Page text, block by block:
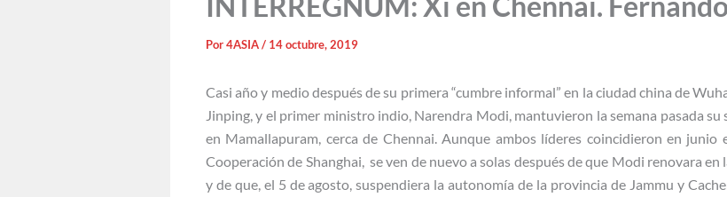
Por4ASIA/ 14 octubre, 2019
Casi año y medio después de su primera “cumbre informal” en la ciudad china de
Jinping, y el primer ministro indio, Narendra Modi, mantuvieron la semana pasada
en Mamallapuram, cerca de Chennai. Aunque ambos líderes coincidieron en
Cooperación de Shanghai, se ven de nuevo a solas después de que Modi renovara
y de que, el 5 de agosto, suspendiera la autonomía de la provincia de Jammu y